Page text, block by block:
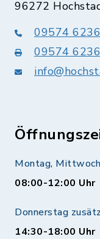
96272
09574
09574
Montag,
08:00-12:00 Uhr
Donnerstag
14:30-18:00 Uhr